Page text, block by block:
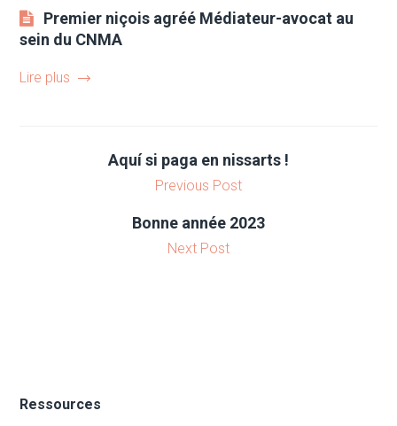
Premier niçois agréé Médiateur-avocat au
sein du CNMA
Lire plus
Aquí si paga en nissarts !
Previous Post
Bonne année 2023
Next Post
Ressources